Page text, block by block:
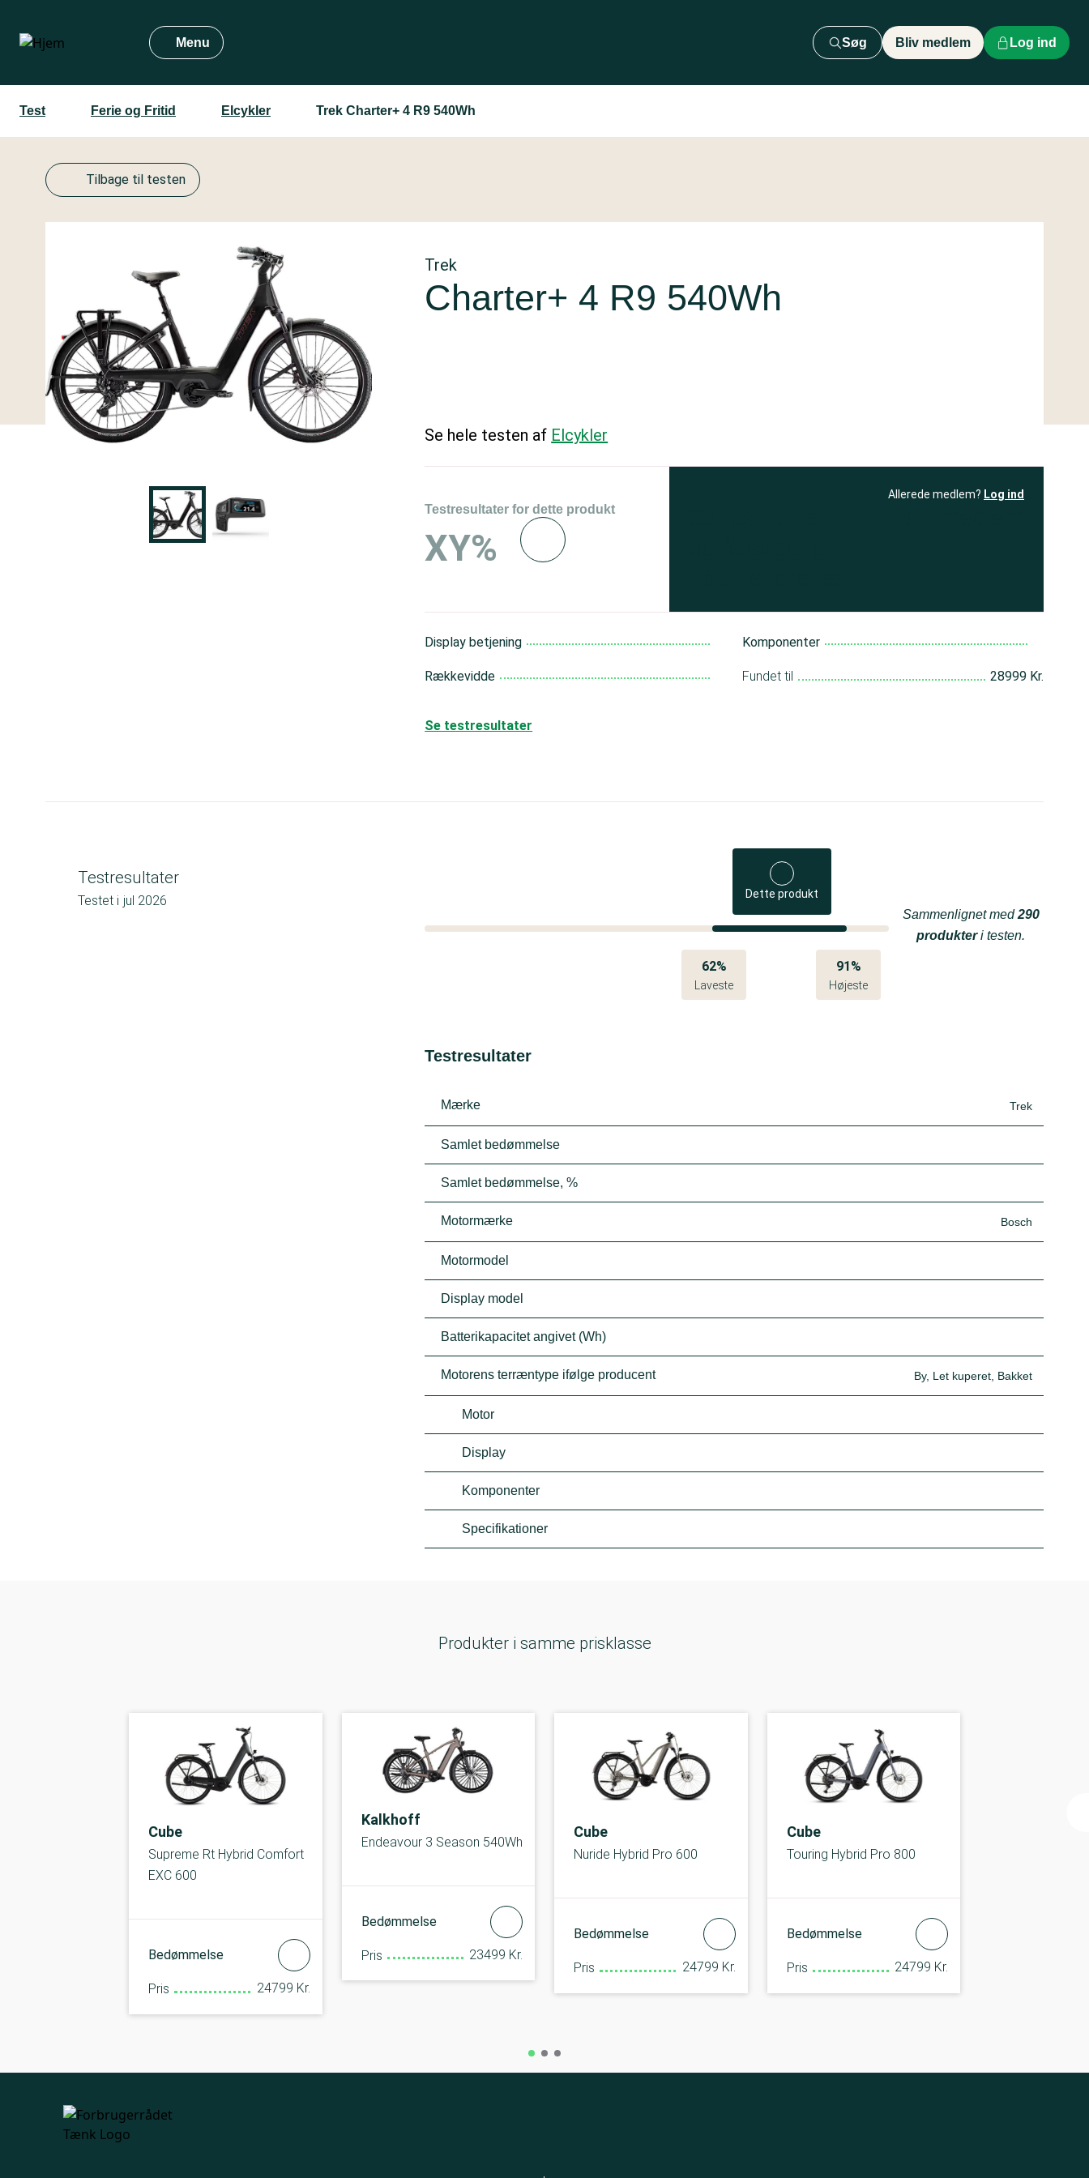
hovedindhold
Menu Søg Bliv medlem Log ind
Test Ferie og Fritid Elcykler Trek Charter+ 4 R9 540Wh
Tilbage til testen
Trek
Charter+ 4 R9 540Wh
Se hele testen af Elcykler
Testresultater for dette produkt
XY%
Allerede medlem? Log ind
Display betjening
Rækkevidde
Komponenter
Fundet til 28999 Kr.
Se testresultater
Testresultater
Testet i jul 2026 Dette produkt
62%
Laveste
91%
Højeste
Sammenlignet med290
produkteri testen.
Testresultater
Mærke Trek
Samlet bedømmelse
Samlet bedømmelse, %
Motormærke Bosch
Motormodel
Display model
Batterikapacitet angivet (Wh)
Motorens terræntype ifølge producent By, Let kuperet, Bakket
Motor
Display
Komponenter
Specifikationer
Produkter i samme prisklasse
Cube
Supreme Rt Hybrid Comfort
EXC 600
Bedømmelse
Pris 24799 Kr.
Kalkhoff
Endeavour 3 Season 540Wh
Bedømmelse
Pris 23499 Kr.
Cube
Nuride Hybrid Pro 600
Bedømmelse
Pris 24799 Kr.
Cube
Touring Hybrid Pro 800
Bedømmelse
Pris 24799 Kr.